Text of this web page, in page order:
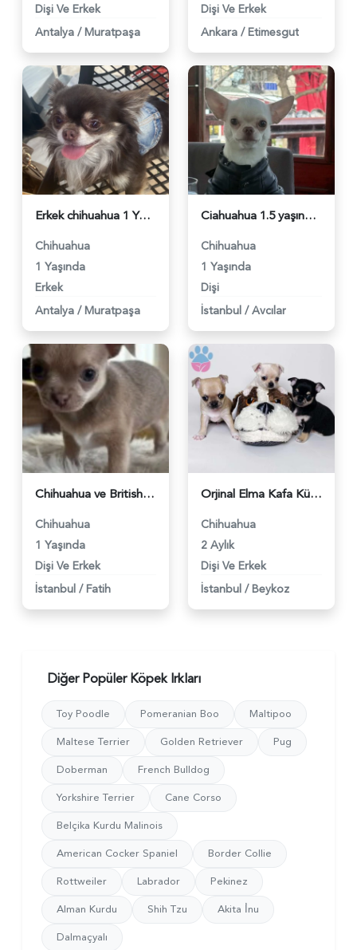
Dişi Ve Erkek
Antalya / Muratpaşa
Dişi Ve Erkek
Ankara / Etimesgut
Erkek chihuahua 1 Yaşında - 4633
Chihuahua
1 Yaşında
Erkek
Antalya / Muratpaşa
Ciahuahua 1.5 yaşında dişi - 4566
Chihuahua
1 Yaşında
Dişi
İstanbul / Avcılar
Chihuahua ve British short-hair yavruları - 3656
Chihuahua
1 Yaşında
Dişi Ve Erkek
İstanbul / Fatih
Orjinal Elma Kafa Küt Burun Şivava Yavrularımız - 432
Chihuahua
2 Aylık
Dişi Ve Erkek
İstanbul / Beykoz
Diğer Popüler Köpek Irkları
Toy Poodle Pomeranian Boo
Maltipoo
Maltese Terrier
Golden Retriever
Pug
Doberman
French Bulldog
Yorkshire Terrier
Cane Corso
Belçika Kurdu Malinois
American Cocker Spaniel
Border Collie
Rottweiler
Labrador
Pekinez
Alman Kurdu
Shih Tzu
Akita İ̇nu
Dalmaçyalı